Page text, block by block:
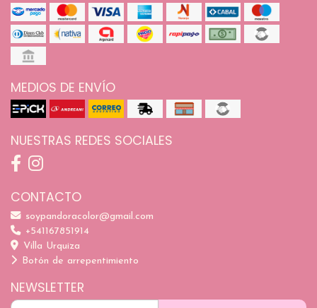
MEDIOS DE ENVÍO
NUESTRAS REDES SOCIALES
CONTACTO
soypandoracolor@gmail.com
+541167851914
Villa Urquiza
Botón de arrepentimiento
NEWSLETTER